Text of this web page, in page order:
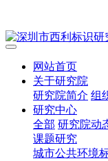
网站首页
关于研究院
研究院简介 组
研究中心
全部 研究院动
课题研究
城市公共环境